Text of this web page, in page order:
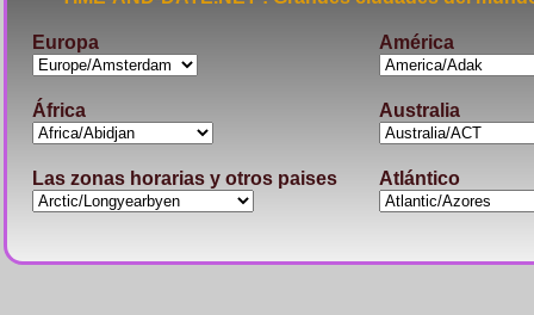
Europa América
África Australia
Las zonas horarias y otros paises Atlántico